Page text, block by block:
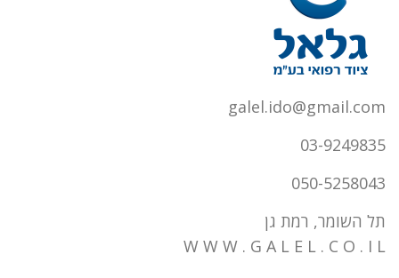
galel.ido@gmail.com
03-9249835
050-5258043
תל השומר, רמת גן
W W W . G A L E L . C O . I L